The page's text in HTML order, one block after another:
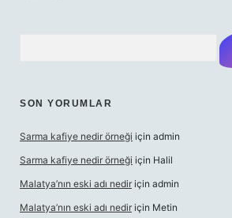
SON YORUMLAR
Sarma kafiye nedir örneği için admin
Sarma kafiye nedir örneği için Halil
Malatya’nın eski adı nedir için admin
Malatya’nın eski adı nedir için Metin